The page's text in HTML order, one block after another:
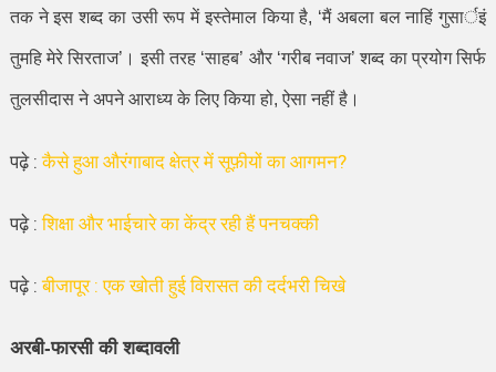
तक ने इस शब्द का उसी रूप में इस्तेमाल किया है, ‘मैं अबला बल नाहिं गुसार्इं
तुमहि मेरे सिरताज’ । इसी तरह ‘साहब’ और ‘गरीब नवाज’शब्द का प्रयोग सिर्फ
तुलसीदास ने अपने आराध्य के लिए किया हो,ऐसा नहीं है।
पढ़े :कैसे हुआ औरंगाबाद क्षेत्र में सूफ़ीयों का आगमन?
पढ़े :शिक्षा और भाईचारे का केंद्र रही हैं पनचक्की
पढ़े :बीजापूर : एक खोती हुई विरासत की दर्दभरी चिखे
अरबी-फारसी की शब्दावली